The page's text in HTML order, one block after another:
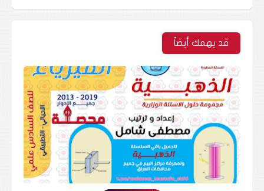
قد يهمك أيضاً